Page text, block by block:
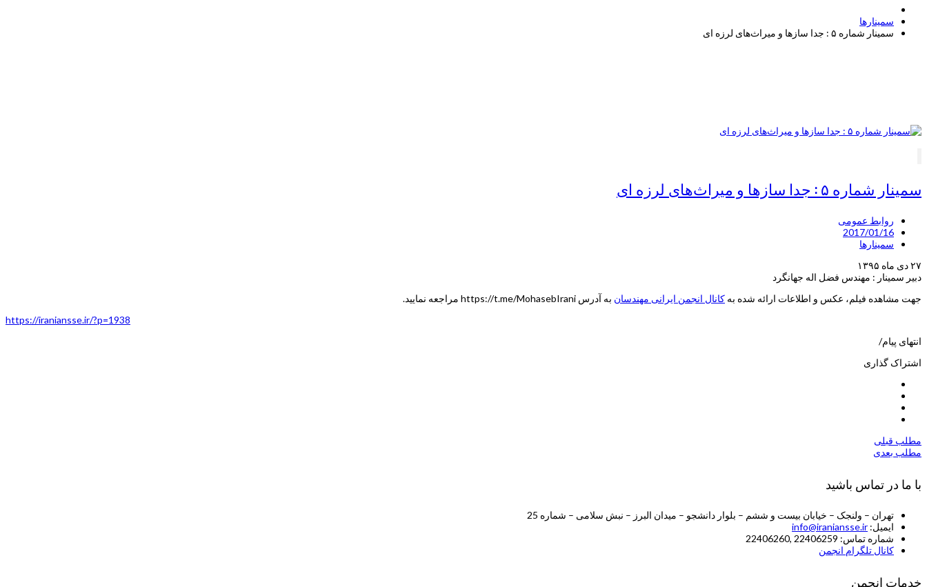
سمینارها
سمینار شماره ۵ : جدا سازها و میراث‌های لرزه ای
سمینار شماره ۵ : جدا سازها و میراث‌های لرزه ای
روابط عمومی
2017/01/16
سمینارها
۲۷ دی ماه ۱۳۹۵
دبیر سمینار : مهندس فضل اله جهانگرد
جهت مشاهده فیلم، عکس و اطلاعات ارائه شده به کانال انجمن ایرانی مهندسان به آدرس https://t.me/MohasebIrani مراجعه نمایید.
https://iraniansse.ir/?p=1938
انتهای پیام/
اشتراک گذاری
مطلب قبلی
مطلب بعدی
با ما در تماس باشید
تهران – ولنجک – خیابان بیست و ششم – بلوار دانشجو – میدان البرز – نبش سلامی – شماره 25
ایمیل: info@iraniansse.ir
شماره تماس: 22406259 ,22406260
کانال تلگرام انجمن
خدمات انجمن